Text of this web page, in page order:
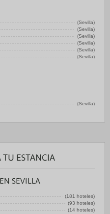
(Sevilla)
(Sevilla)
(Sevilla)
(Sevilla)
(Sevilla)
(Sevilla)
(Sevilla)
TU ESTANCIA
SEVILLA
(181 hoteles)
(93 hoteles)
(14 hoteles)